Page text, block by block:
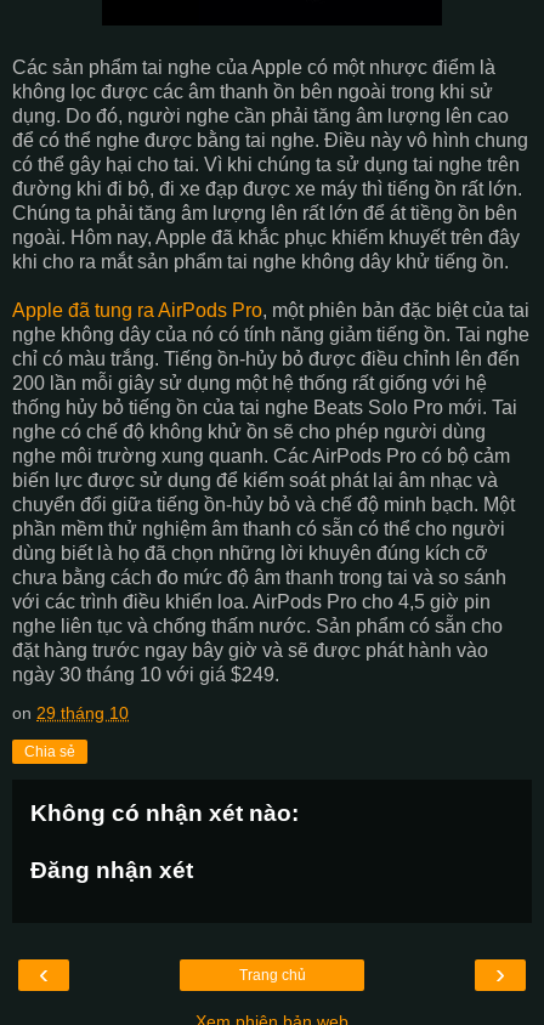
Các sản phẩm tai nghe của Apple có một nhược điểm là
không lọc được các âm thanh ồn bên ngoài trong khi sử
dụng. Do đó, người nghe cần phải tăng âm lượng lên cao
để có thể nghe được bằng tai nghe. Điều này vô hình chung
có thể gây hại cho tai. Vì khi chúng ta sử dụng tai nghe trên
đường khi đi bộ, đi xe đạp được xe máy thì tiếng ồn rất lớn.
Chúng ta phải tăng âm lượng lên rất lớn để át tiềng ồn bên
ngoài. Hôm nay, Apple đã khắc phục khiếm khuyết trên đây
khi cho ra mắt sản phẩm tai nghe không dây khử tiếng ồn.
Apple đã tung ra AirPods Pro, một phiên bản đặc biệt của tai
nghe không dây của nó có tính năng giảm tiếng ồn. Tai nghe
chỉ có màu trắng. Tiếng ồn-hủy bỏ được điều chỉnh lên đến
200 lần mỗi giây sử dụng một hệ thống rất giống với hệ
thống hủy bỏ tiếng ồn của tai nghe Beats Solo Pro mới. Tai
nghe có chế độ không khử ồn sẽ cho phép người dùng
nghe môi trường xung quanh. Các AirPods Pro có bộ cảm
biến lực được sử dụng để kiểm soát phát lại âm nhạc và
chuyển đổi giữa tiếng ồn-hủy bỏ và chế độ minh bạch. Một
phần mềm thử nghiệm âm thanh có sẵn có thể cho người
dùng biết là họ đã chọn những lời khuyên đúng kích cỡ
chưa bằng cách đo mức độ âm thanh trong tai và so sánh
với các trình điều khiển loa. AirPods Pro cho 4,5 giờ pin
nghe liên tục và chống thấm nước. Sản phẩm có sẵn cho
đặt hàng trước ngay bây giờ và sẽ được phát hành vào
ngày 30 tháng 10 với giá $249.
on 29 tháng 10
Chia sẻ
Không có nhận xét nào:
Đăng nhận xét
‹ ›
Trang chủ